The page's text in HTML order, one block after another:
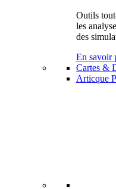
Outils
les
des
En savoir
Cartes &
Articque